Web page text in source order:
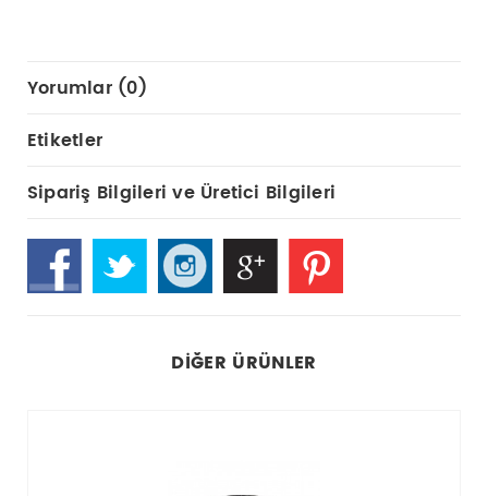
Yorumlar (0)
Etiketler
Sipariş Bilgileri ve Üretici Bilgileri
DIĞER ÜRÜNLER